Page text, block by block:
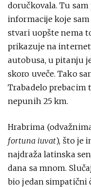
doručkovala. Tu sam
informacije koje
stvari uopšte nema
prikazuje na
autobusa, u pitanju
skoro uveče. Tako
Trabadelo prebacim
nepunih 25 km.
Hrabrima
fortuna iuvat), što je
najdraža latinska
dana sa mnom.
bio jedan simpatični